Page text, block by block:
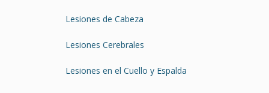
Lesiones de Cabeza
Lesiones Cerebrales
Lesiones en el Cuello y Espalda